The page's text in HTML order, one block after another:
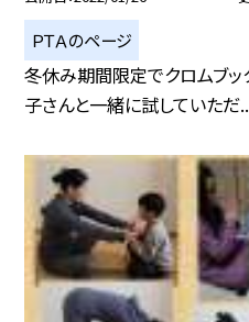
ＰＴＡのページ
冬休み期間限定でクロムブッ
子さんと一緒に試していただ